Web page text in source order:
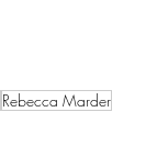
Rebecca Marder